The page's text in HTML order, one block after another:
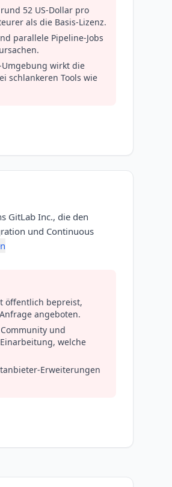
52 US-Dollar pro
als die Basis-Lizenz.
parallele Pipeline-Jobs
wirkt die
schlankeren Tools wie
GitLab Inc., die den
und Continuous
öffentlich bepreist,
angeboten.
und
welche
Erweiterungen